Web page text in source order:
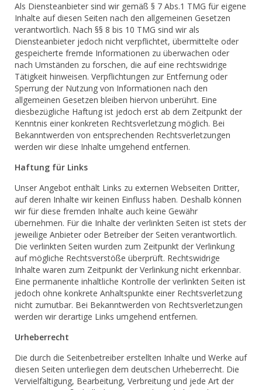
Als Diensteanbieter sind wir gemäß § 7 Abs.1 TMG für eigene
Inhalte auf diesen Seiten nach den allgemeinen Gesetzen
verantwortlich. Nach §§ 8 bis 10 TMG sind wir als
Diensteanbieter jedoch nicht verpflichtet, übermittelte oder
gespeicherte fremde Informationen zu überwachen oder
nach Umständen zu forschen, die auf eine rechtswidrige
Tätigkeit hinweisen. Verpflichtungen zur Entfernung oder
Sperrung der Nutzung von Informationen nach den
allgemeinen Gesetzen bleiben hiervon unberührt. Eine
diesbezügliche Haftung ist jedoch erst ab dem Zeitpunkt der
Kenntnis einer konkreten Rechtsverletzung möglich. Bei
Bekanntwerden von entsprechenden Rechtsverletzungen
werden wir diese Inhalte umgehend entfernen.
Haftung für Links
Unser Angebot enthält Links zu externen Webseiten Dritter,
auf deren Inhalte wir keinen Einfluss haben. Deshalb können
wir für diese fremden Inhalte auch keine Gewähr
übernehmen. Für die Inhalte der verlinkten Seiten ist stets der
jeweilige Anbieter oder Betreiber der Seiten verantwortlich.
Die verlinkten Seiten wurden zum Zeitpunkt der Verlinkung
auf mögliche Rechtsverstöße überprüft. Rechtswidrige
Inhalte waren zum Zeitpunkt der Verlinkung nicht erkennbar.
Eine permanente inhaltliche Kontrolle der verlinkten Seiten ist
jedoch ohne konkrete Anhaltspunkte einer Rechtsverletzung
nicht zumutbar. Bei Bekanntwerden von Rechtsverletzungen
werden wir derartige Links umgehend entfernen.
Urheberrecht
Die durch die Seitenbetreiber erstellten Inhalte und Werke auf
diesen Seiten unterliegen dem deutschen Urheberrecht. Die
Vervielfältigung, Bearbeitung, Verbreitung und jede Art der